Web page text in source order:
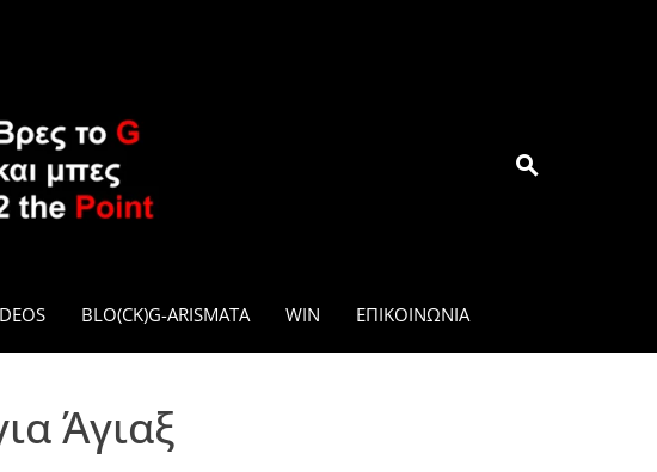
BLO(CK)G-ARISMATA WIN ΕΠΙΚΟΙΝΩΝΊΑ
Άγιαξ